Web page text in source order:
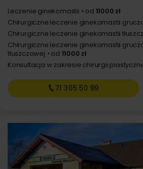
Leczenie ginekomastii od 11000 zł
Chirurgiczne leczenie ginekomastii
Chirurgiczne leczenie ginekomastii
Chirurgiczne leczenie ginekomastii
tłuszczowej
od 11000 zł
Konsultacja w zakresie chirurgii
71 305 50 99